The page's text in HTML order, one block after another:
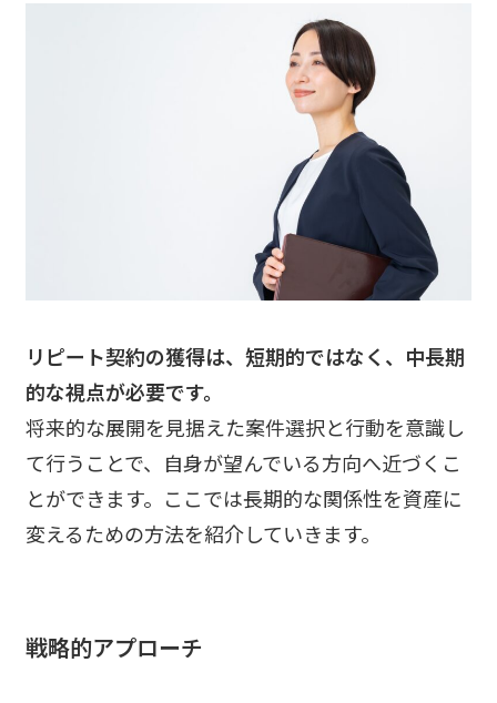
リピート契約の獲得は、短期的ではなく、中長期
的な視点が必要です。
将来的な展開を見据えた案件選択と行動を意識し
て行うことで、自身が望んでいる方向へ近づくこ
とができます。ここでは長期的な関係性を資産に
変えるための方法を紹介していきます。
戦略的アプローチ